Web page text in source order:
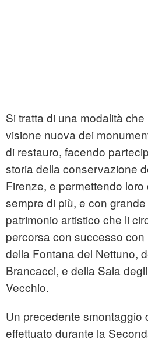
Si tratta di una modalità
visione nuova dei
di restauro, facendo
storia della conservazione
Firenze, e permettendo
sempre di più, e con
patrimonio artistico che li
percorsa con successo
della Fontana del Nettuno,
Brancacci, e della Sala
Vecchio.
Un precedente smontaggio
effettuato durante la